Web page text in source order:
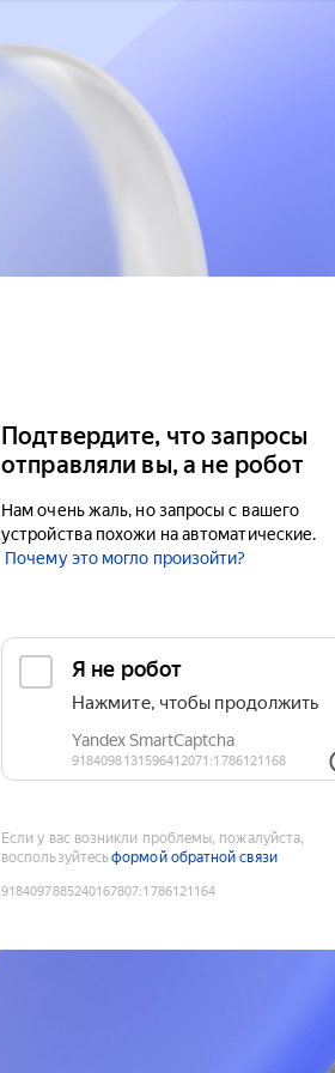
Подтвердите, что запросы
отправляли вы, а не робот
Нам очень жаль, но запросы с вашего
устройства похожи на автоматические.
Почему это могло произойти?
Если у вас возникли проблемы, пожалуйста,
воспользуйтесьформой обратной связи
9184097885240167807:1786121164